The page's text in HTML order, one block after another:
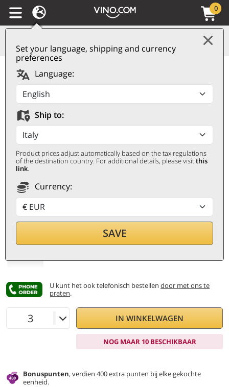
Set your language, shipping and currency
preferences
Language:
Ship to:
Product prices adjust automatically based on the tax regulations
of the destination country. For additional details, please visitthis
link.
Currency:
SAVE
0
Tierra de Murcia IGP
Minami 2022 Casa Rojo
CASA ROJO
0,75 ℓ
63,90€
U kunt het ook telefonisch bestellen door met ons te
praten.
IN WINKELWAGEN
NOG MAAR 10 BESCHIKBAAR
Bonuspunten, verdien 400 extra punten bij elke gekochte
eenheid.